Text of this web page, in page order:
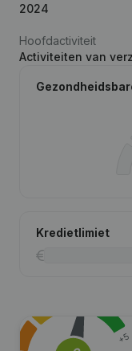
2024
Hoofdactiviteit
Activiteiten van
Kredietlimiet